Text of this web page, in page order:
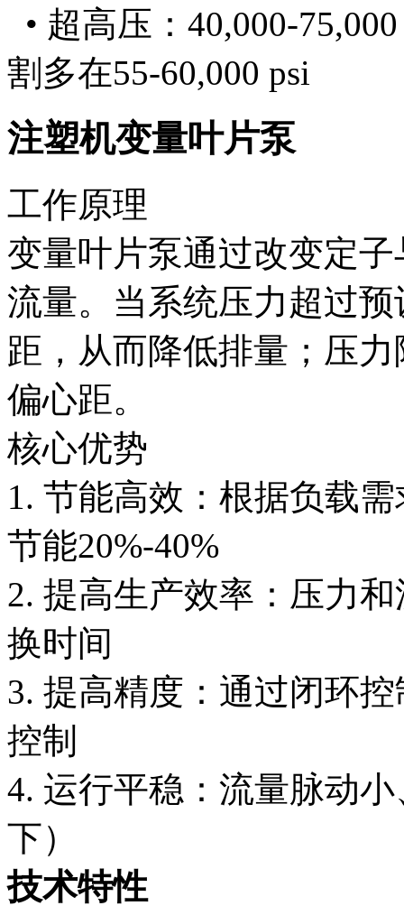
• 超高压：40,000-
割多在55-60,000 psi
注塑机变量叶片泵
工作原理
变量叶片泵通过改变定
流量。当系统压力超过
距，从而降低排量；压
偏心距。
核心优势
1. 节能高效：根据负载
节能20%-40%
2. 提高生产效率：压力
换时间
3. 提高精度：通过闭环
控制
4. 运行平稳：流量脉动
下）
技术特性